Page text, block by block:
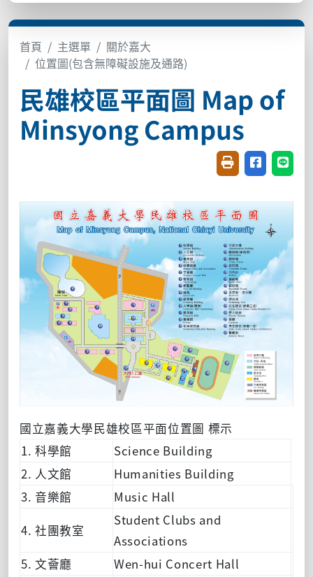
首頁 主選單
關於嘉大
位置圖(包含無障礙設施及通路)
民雄校區平面圖 Map of
Minsyong Campus
友善列印(開新視
分享至臉書
分享
國立嘉義大學民雄校區平面位置圖 標示
1. 科學館
Science Building
2. 人文館
Humanities Building
3. 音樂館
Music Hall
4. 社團教室
Student Clubs and
Associations
5. 文薈廳
Wen-hui Concert Hall